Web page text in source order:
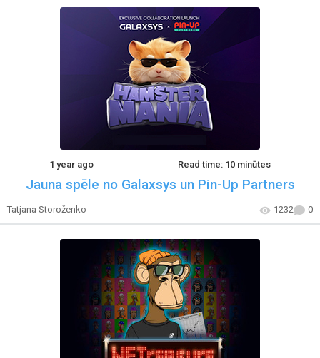
1 year ago Read time: 10 minūtes
Jauna spēle no Galaxsys un Pin-Up Partners
Tatjana Storoženko 1232 0